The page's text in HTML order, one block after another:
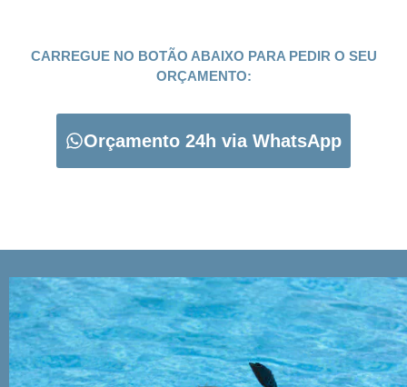
CARREGUE NO BOTÃO ABAIXO PARA PEDIR O SEU
ORÇAMENTO:
Orçamento 24h via WhatsApp